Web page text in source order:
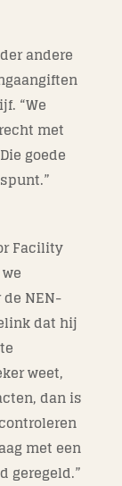
andere
“We
met
goede
Facility
NEN-
dat hij
weet,
dan is
met een
geregeld.”